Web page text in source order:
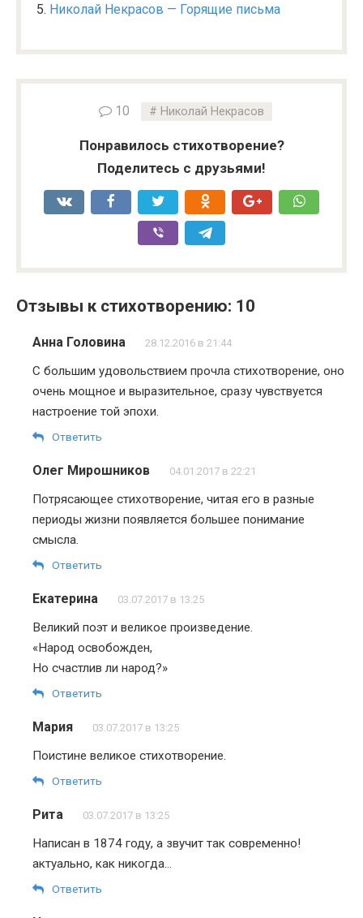
Николай Некрасов — Горящие письма
10 Николай Некрасов
Понравилось стихотворение?
Поделитесь с друзьями!
Отзывы к стихотворению: 10
Анна Головина 28.12.2016 в 21:44
С большим удовольствием прочла стихотворение, оно
очень мощное и выразительное, сразу чувствуется
настроение той эпохи.
Ответить
Олег Мирошников 04.01.2017 в 22:21
Потрясающее стихотворение, читая его в разные
периоды жизни появляется большее понимание
смысла.
Ответить
Екатерина 03.07.2017 в 13:25
Великий поэт и великое произведение.
«Народ освобожден,
Но счастлив ли народ?»
Ответить
Мария 03.07.2017 в 13:25
Поистине великое стихотворение.
Ответить
Рита 03.07.2017 в 13:25
Написан в 1874 году, а звучит так современно!
актуально, как никогда…
Ответить